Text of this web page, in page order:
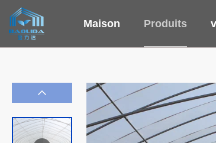
Maison Produits